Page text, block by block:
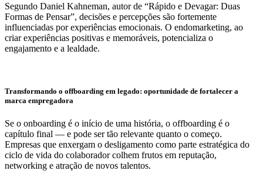
Segundo Daniel Kahneman, autor de “Rápido e Devagar: Duas
Formas de Pensar”, decisões e percepções são fortemente
influenciadas por experiências emocionais. O endomarketing, ao
criar experiências positivas e memoráveis, potencializa o
engajamento e a lealdade.
Transformando o offboarding em legado: oportunidade de fortalecer a
marca empregadora
Se o onboarding é o início de uma história, o offboarding é o
capítulo final — e pode ser tão relevante quanto o começo.
Empresas que enxergam o desligamento como parte estratégica do
ciclo de vida do colaborador colhem frutos em reputação,
networking e atração de novos talentos.